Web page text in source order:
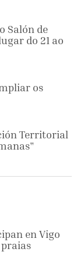
Salón de
do 21 ao
os
Territorial
en Vigo